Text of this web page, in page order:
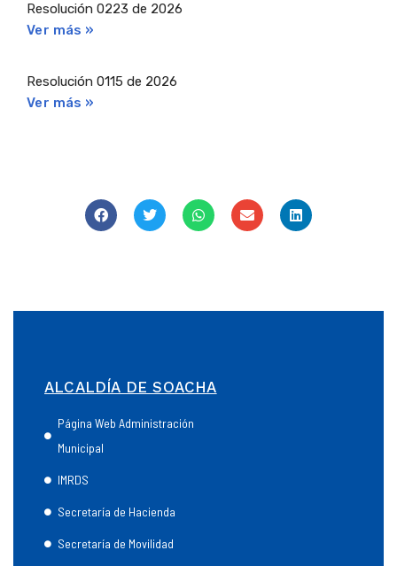
Resolución 0223 de 2026
Ver más »
Resolución 0115 de 2026
Ver más »
ALCALDÍA DE SOACHA
Página Web Administración
Municipal
IMRDS
Secretaría de Hacienda
Secretaría de Movilidad